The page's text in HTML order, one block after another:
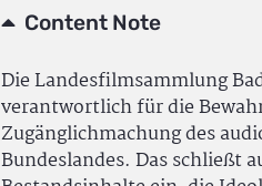
Content Note
Die Landesfilmsammlung
verantwortlich für die
Zugänglichmachung des
Bundeslandes. Das schließt